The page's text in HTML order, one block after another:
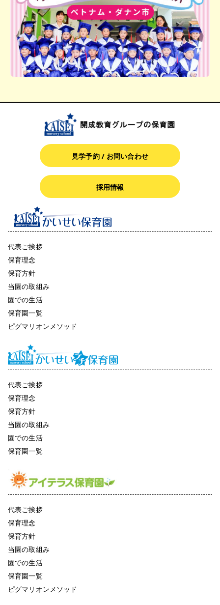
見学予約 / お問い合わせ
採用情報
代表ご挨拶
保育理念
保育方針
当園の取組み
園での生活
保育園一覧
ピグマリオンメソッド
代表ご挨拶
保育理念
保育方針
当園の取組み
園での生活
保育園一覧
代表ご挨拶
保育理念
保育方針
当園の取組み
園での生活
保育園一覧
ピグマリオンメソッド